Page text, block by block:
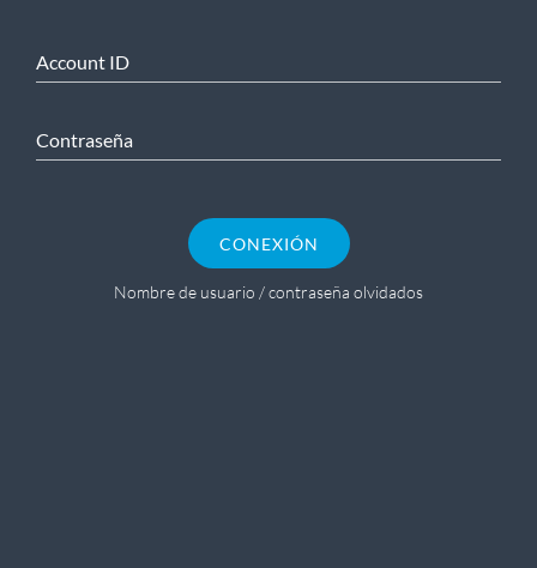
Account ID
Contraseña
CONEXIÓN
Nombre de usuario / contraseña olvidados